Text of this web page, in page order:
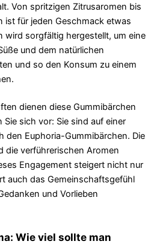
Von spritzigen Zitrusaromen bis
ist für jeden Geschmack etwas
wird sorgfältig hergestellt, um eine
und dem natürlichen
und so den Konsum zu einem
dienen diese Gummibärchen
sich vor: Sie sind auf einer
den Euphoria-Gummibärchen. Die
die verführerischen Aromen
Engagement steigert nicht nur
auch das Gemeinschaftsgefühl
und Vorlieben
Wie viel sollte man